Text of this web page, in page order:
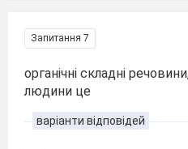
Запитання 7
органічні складні
людини це
варіанти відповідей